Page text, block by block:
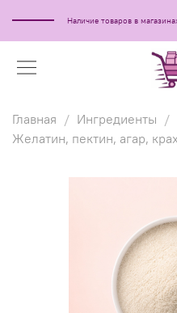
Наличие товаров в
Главная
Ингредиенты
Желатин, пектин, агар,